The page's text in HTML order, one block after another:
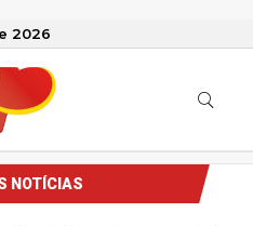
2026
NOTÍCIAS